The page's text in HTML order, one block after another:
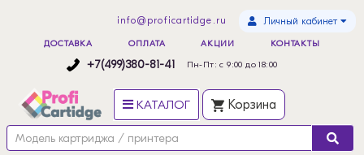
info@proficartidge.ru Личный кабинет
ДОСТАВКА ОПЛАТА АКЦИИ КОНТАКТЫ
+7(499)380-81-41 Пн-Пт: с 9:00 до 18:00
КАТАЛОГ Корзина